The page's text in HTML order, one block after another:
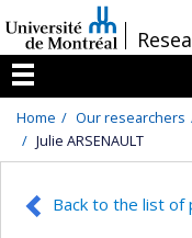
au
contenu
/
Menu
Home Our researchers
Julie ARSENAULT
Back to the list of